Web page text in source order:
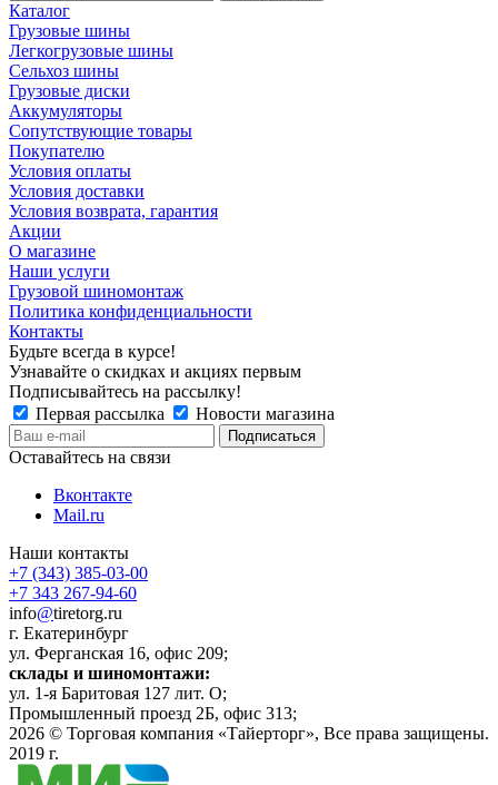
Каталог
Грузовые шины
Легкогрузовые шины
Сельхоз шины
Грузовые диски
Аккумуляторы
Сопутствующие товары
Покупателю
Условия оплаты
Условия доставки
Условия возврата, гарантия
Акции
О магазине
Наши услуги
Грузовой шиномонтаж
Политика конфиденциальности
Контакты
Будьте всегда в курсе!
Узнавайте о скидках и акциях первым
Подписывайтесь на рассылку!
Первая рассылка
Новости магазина
Оставайтесь на связи
Вконтакте
Mail.ru
Наши контакты
+7 (343) 385-03-00
+7 343 267-94-60
info@tiretorg.ru
г. Екатеринбург
ул. Ферганская 16, офис 209;
склады и шиномонтажи:
ул. 1-я Баритовая 127 лит. О;
Промышленный проезд 2Б, офис 313;
2026 © Торговая компания «Тайерторг», Все права защищены.
2019 г.